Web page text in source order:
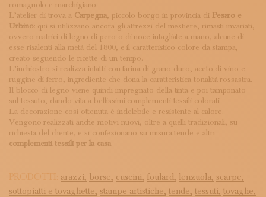
romagnolo e marchigiano.
L’atelier di trova a Carpegna, piccolo borgo in provincia di Pesaro e
Urbino: qui si utilizzano ancora gli attrezzi del mestiere, rimasti invariati,
ovvero matrici di legno di pero o di noce intagliate a mano, alcune di
esse risalenti alla metà del 1800, e il caratteristico colore da stampa,
creato seguendo le ricette di un tempo.
L’inchiostro si realizza infatti con farina di grano duro, aceto di vino e
ruggine di ferro, ingrediente che dona la caratteristica tonalità rossastra.
Il blocco di legno viene quindi impregnato della tinta e poi tamponato
sul tessuto, dando vita a bellissimi complementi tessili colorati.
La decorazione così ottenuta è indelebile e resistente al calore.
Vengono realizzati anche motivi nuovi, oltre a quelli tradizionali, su
richiesta del cliente, e si confezionano su misura tende e altri
complementi tessili per la casa.
PRODOTTI: arazzi, borse, cuscini, foulard, lenzuola, scarpe,
sottopiatti e tovagliette, stampe artistiche, tende, tessuti, tovaglie,